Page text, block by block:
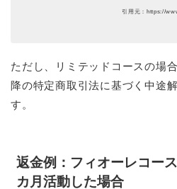
引用元：https://
ただし、リミテッドコースの場
降の特定商取引法に基づく中途
す。
返金例：フィオーレコー
カ月活動した場合